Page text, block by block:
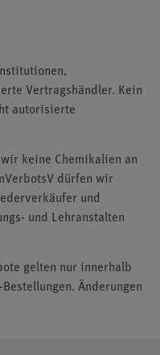
Vertragshändler. Kein
autorisierte
keine Chemikalien an
dürfen wir
und
und Lehranstalten
gelten nur innerhalb
Änderungen